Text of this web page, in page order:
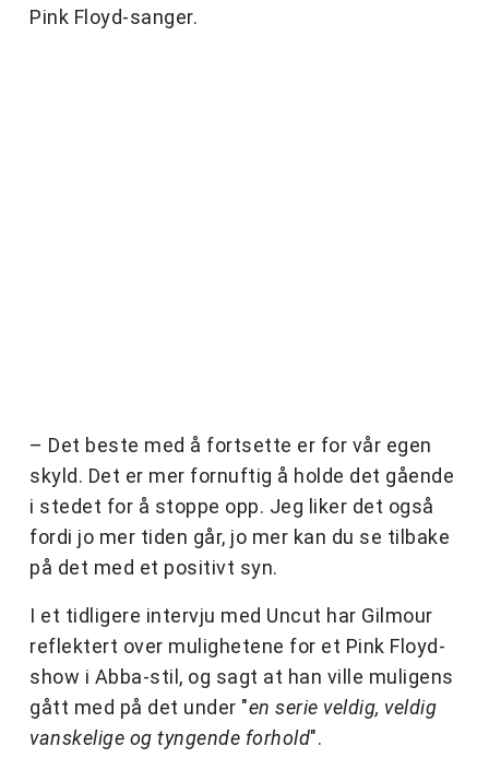
Pink Floyd-sanger.
– Det beste med å fortsette er for vår egen
skyld. Det er mer fornuftig å holde det gående
i stedet for å stoppe opp. Jeg liker det også
fordi jo mer tiden går, jo mer kan du se tilbake
på det med et positivt syn.
I et tidligere intervju med Uncut har Gilmour
reflektert over mulighetene for et Pink Floyd-
show i Abba-stil, og sagt at han ville muligens
gått med på det under "en serie veldig, veldig
vanskelige og tyngende forhold".